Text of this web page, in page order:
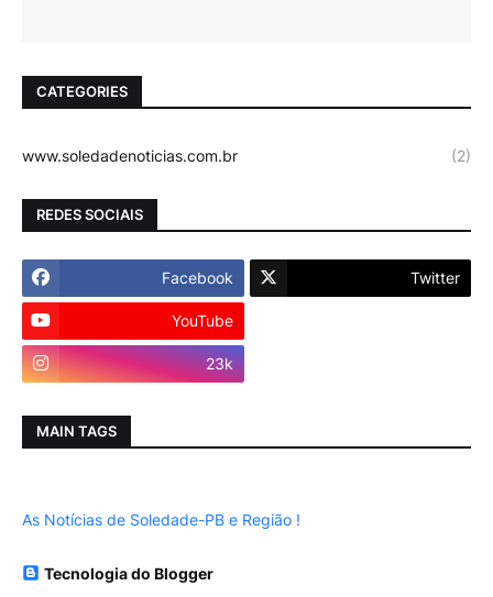
CATEGORIES
www.soledadenoticias.com.br (2)
REDES SOCIAIS
Facebook Twitter
YouTube
23k
MAIN TAGS
As Notícias de Soledade-PB e Região !
Tecnologia do Blogger